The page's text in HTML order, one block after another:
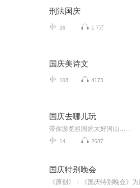
刑法国庆
26 1.7万
国庆美诗文
108 4173
国庆去哪儿玩
带你游览祖国的大好河山……
14 2687
国庆特别晚会